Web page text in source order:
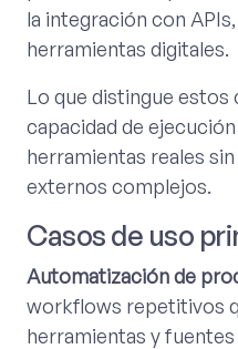
la integración con
herramientas digitales.
Lo que distingue estos
capacidad de
herramientas reales
externos complejos.
Casos de uso
Automatización de
workflows repetitivos
herramientas y